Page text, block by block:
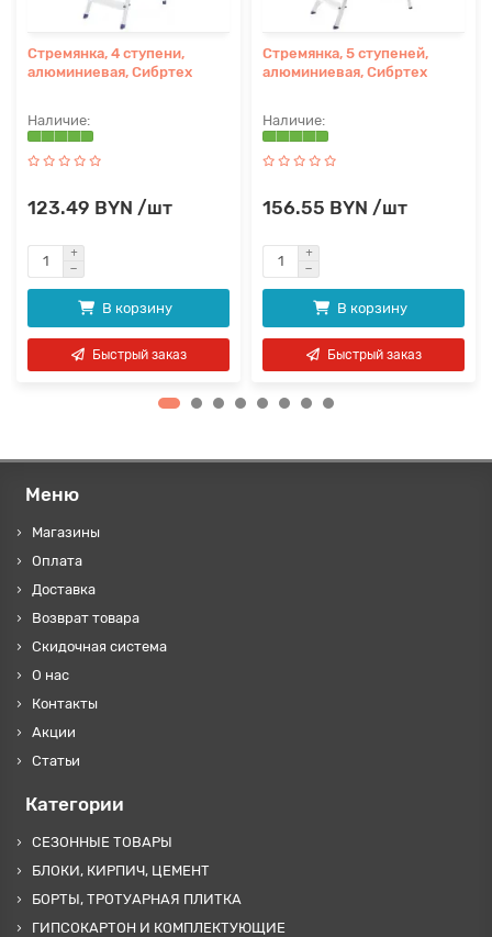
Стремянка, 4 ступени,
алюминиевая, Сибртех
123.49 BYN /шт
В корзину
Быстрый заказ
Стремянка, 5 ступеней,
алюминиевая, Сибртех
156.55 BYN /шт
В корзину
Быстрый заказ
Меню
Магазины
Оплата
Доставка
Возврат товара
Скидочная система
О нас
Контакты
Акции
Статьи
Категории
СЕЗОННЫЕ ТОВАРЫ
БЛОКИ, КИРПИЧ, ЦЕМЕНТ
БОРТЫ, ТРОТУАРНАЯ ПЛИТКА
ГИПСОКАРТОН И КОМПЛЕКТУЮЩИЕ